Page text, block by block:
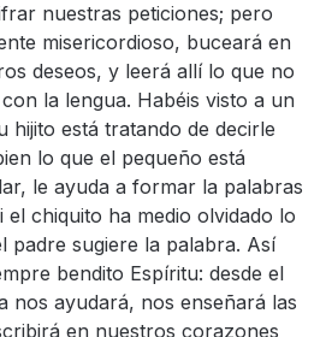
nuestras peticiones; pero
misericordioso, buceará en
deseos, y leerá allí lo que no
la lengua. Habéis visto a un
hijito está tratando de decirle
lo que el pequeño está
le ayuda a formar la palabras
el chiquito ha medio olvidado lo
padre sugiere la palabra. Así
bendito Espíritu: desde el
nos ayudará, nos enseñará las
en nuestros corazones